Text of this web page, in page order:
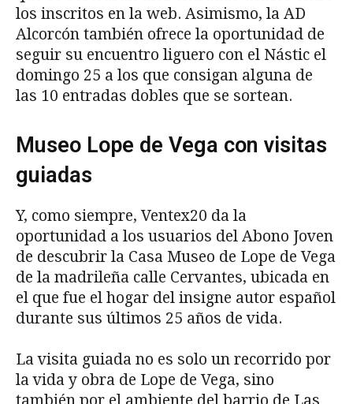
los inscritos en la web. Asimismo, la AD
Alcorcón también ofrece la oportunidad de
seguir su encuentro liguero con el Nástic el
domingo 25 a los que consigan alguna de
las 10 entradas dobles que se sortean.
Museo Lope de Vega con visitas
guiadas
Y, como siempre, Ventex20 da la
oportunidad a los usuarios del Abono Joven
de descubrir la Casa Museo de Lope de Vega
de la madrileña calle Cervantes, ubicada en
el que fue el hogar del insigne autor español
durante sus últimos 25 años de vida.
La visita guiada no es solo un recorrido por
la vida y obra de Lope de Vega, sino